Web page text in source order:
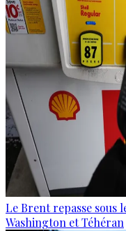
Le Brent repasse sous
Washington et Téhéran